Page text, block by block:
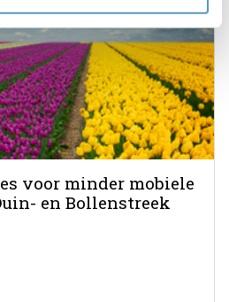
voor minder mobiele
en Bollenstreek